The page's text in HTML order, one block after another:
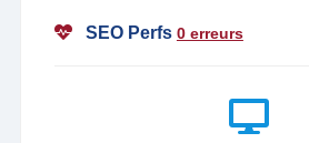
SEO Perfs 0 erreurs